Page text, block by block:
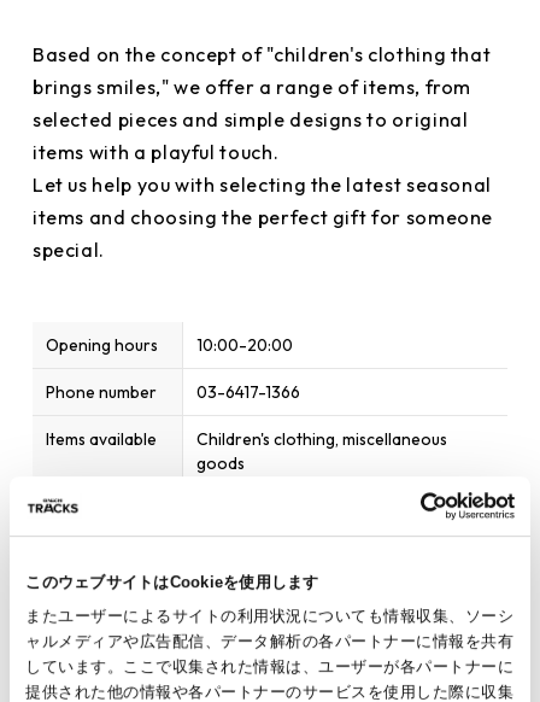
このウェブサイトはCookieを使用します
またユーザーによるサイトの利用状況についても情報収集、ソーシ
ャルメディアや広告配信、データ解析の各パートナーに情報を共有
しています。ここで収集された情報は、ユーザーが各パートナーに
提供された他の情報や各パートナーのサービスを使用した際に収集
Based on the concept of "children's clothing that
brings smiles," we offer a range of items, from
selected pieces and simple designs to original
items with a playful touch.
Let us help you with selecting the latest seasonal
items and choosing the perfect gift for someone
special.
Opening hours 10:00-20:00
Phone number 03-6417-1366
Items available
Children's clothing, miscellaneous
goods
Home page
Payment
Method
Cash / Credit card / Transportation
electronic money / Barcode payment /
Electronic money / Gift certificates /
JRE POINT